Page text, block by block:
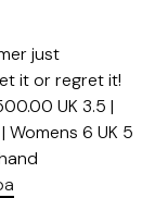
just
it or regret it!
UK 3.5 |
Womens 6 UK 5